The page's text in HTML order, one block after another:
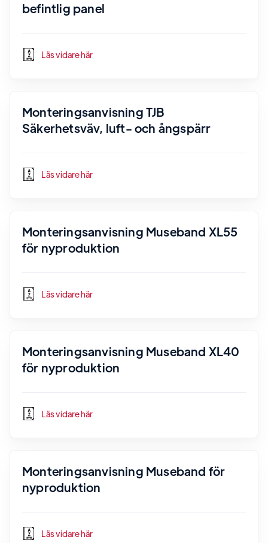
befintlig panel
Läs vidare här
Monteringsanvisning TJB
Säkerhetsväv, luft- och ångspärr
Läs vidare här
Monteringsanvisning Museband XL55
för nyproduktion
Läs vidare här
Monteringsanvisning Museband XL40
för nyproduktion
Läs vidare här
Monteringsanvisning Museband för
nyproduktion
Läs vidare här